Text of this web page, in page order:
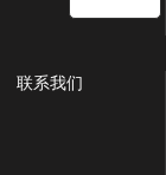
联系我们